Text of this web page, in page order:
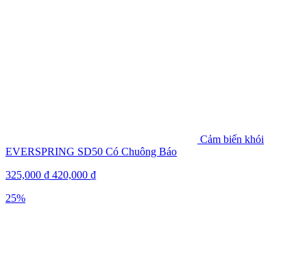
Cảm biến khói
EVERSPRING SD50 Có Chuông Báo
325,000 ₫ 420,000 ₫
25%